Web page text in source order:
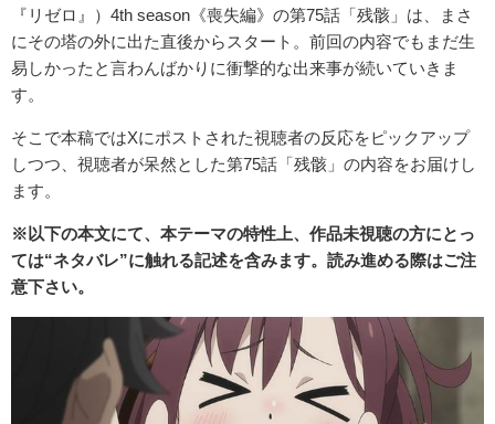
『リゼロ』）4th season《喪失編》の第75話「残骸」は、まさ
にその塔の外に出た直後からスタート。前回の内容でもまだ生
易しかったと言わんばかりに衝撃的な出来事が続いていきま
す。
そこで本稿ではXにポストされた視聴者の反応をピックアップ
しつつ、視聴者が呆然とした第75話「残骸」の内容をお届けし
ます。
※以下の本文にて、本テーマの特性上、作品未視聴の方にとっ
ては“ネタバレ”に触れる記述を含みます。読み進める際はご注
意下さい。